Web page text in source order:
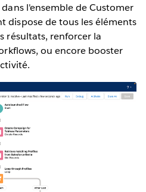
l'ensemble de Customer
dispose de tous les éléments
résultats, renforcer la
ou encore booster